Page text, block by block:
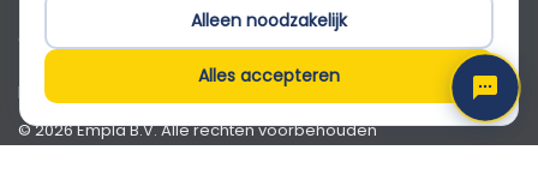
Cookievoorkeuren
Klantenservice
© 2026 Empla B.V. Alle rechten voorbehouden
Alleen noodzakelijk
Alles accepteren